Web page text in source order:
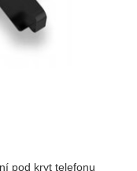
pod kryt telefonu